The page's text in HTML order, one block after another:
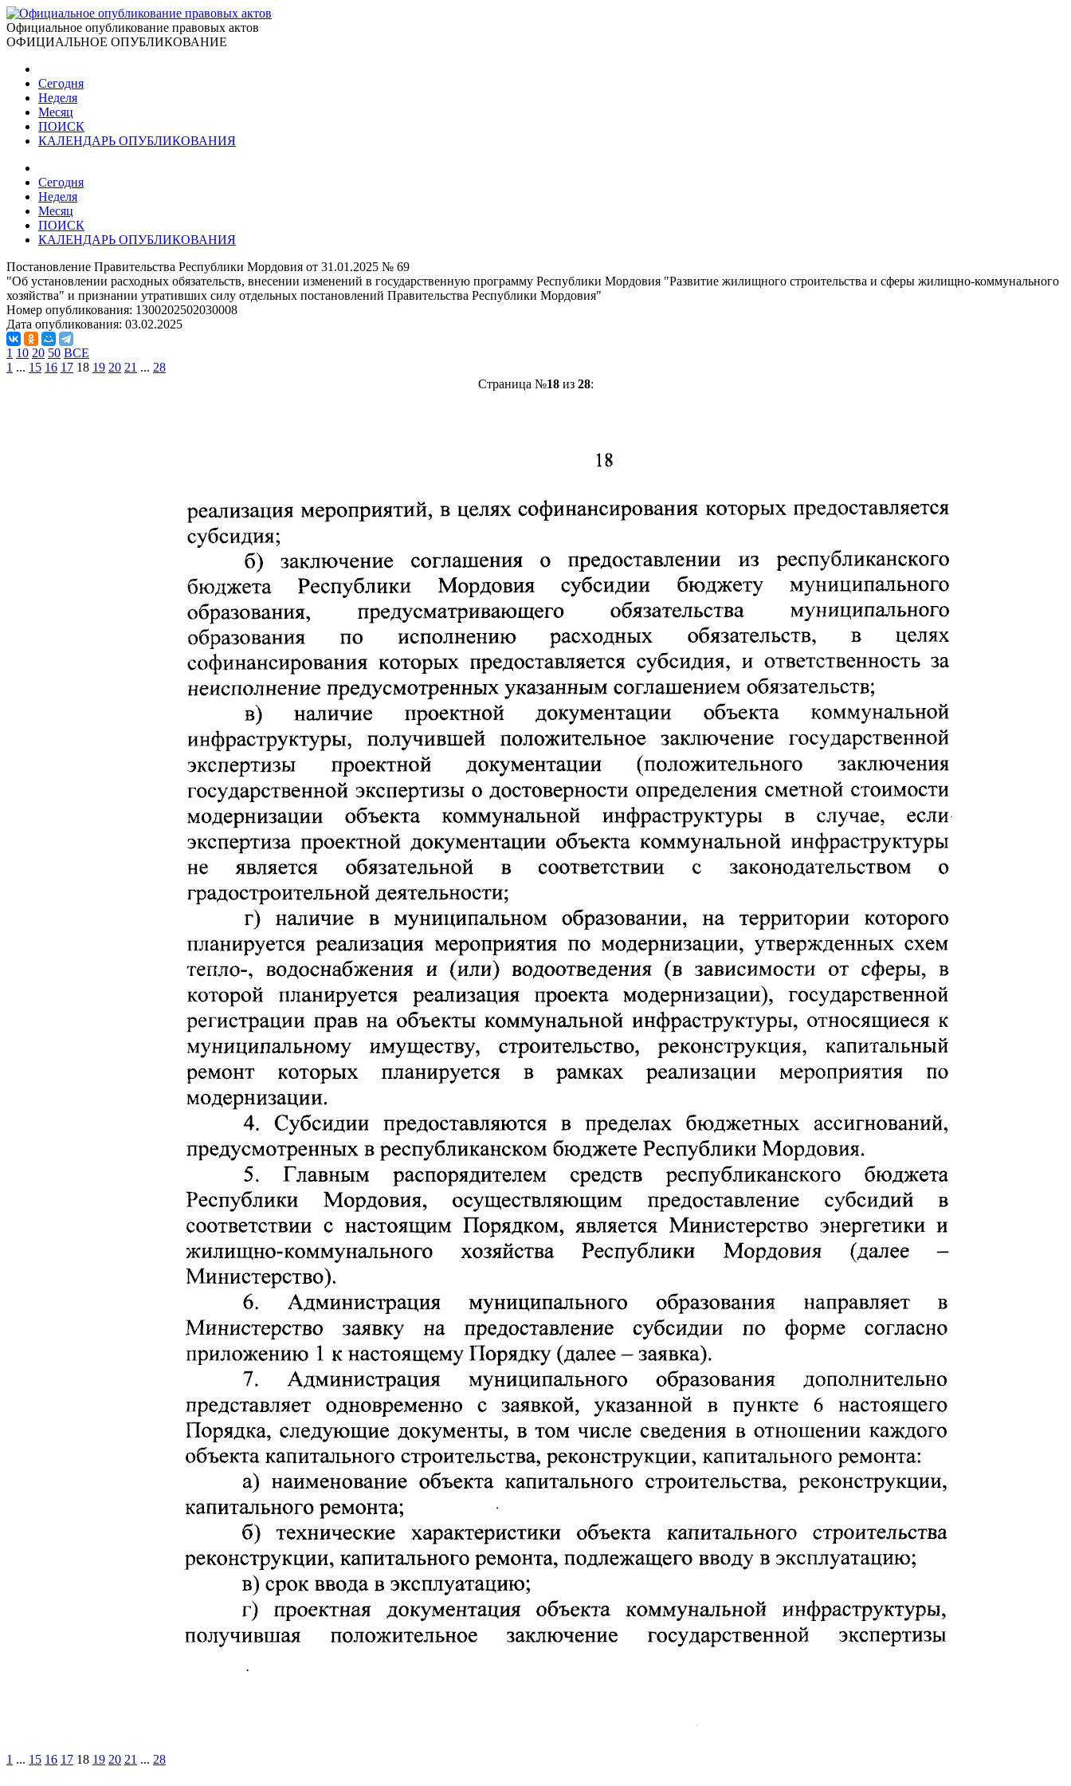
Официальное опубликование правовых актов
ОФИЦИАЛЬНОЕ ОПУБЛИКОВАНИЕ
Сегодня
Неделя
Месяц
ПОИСК
КАЛЕНДАРЬ ОПУБЛИКОВАНИЯ
Сегодня
Неделя
Месяц
ПОИСК
КАЛЕНДАРЬ ОПУБЛИКОВАНИЯ
Постановление Правительства Республики Мордовия от 31.01.2025 № 69
"Об установлении расходных обязательств, внесении изменений в государственную программу Республики Мордовия "Развитие жилищного строительства и сферы жилищно-коммунального
хозяйства" и признании утративших силу отдельных постановлений Правительства Республики Мордовия"
Номер опубликования: 1300202502030008
Дата опубликования: 03.02.2025
1 10 20 50 ВСЕ
1 ... 15 16 17 18 19 20 21 ... 28
Страница №18из 28:
1 ... 15 16 17 18 19 20 21 ... 28